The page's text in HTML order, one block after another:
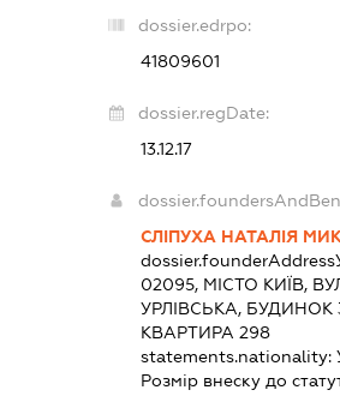
dossier.edrpo:
41809601
dossier.regDate:
13.12.17
СЛІПУХА НАТАЛІЯ
dossier.founderAddress
02095, МІСТО КИЇВ,
УРЛІВСЬКА, БУДИНОК
КВАРТИРА 298
statements.nationality:
Розмір внеску до